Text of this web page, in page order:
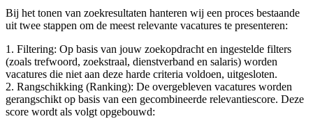
Bij het tonen van zoekresultaten hanteren wij een proces bestaande
uit twee stappen om de meest relevante vacatures te presenteren:
1. Filtering: Op basis van jouw zoekopdracht en ingestelde filters
(zoals trefwoord, zoekstraal, dienstverband en salaris) worden
vacatures die niet aan deze harde criteria voldoen, uitgesloten.
2. Rangschikking (Ranking): De overgebleven vacatures worden
gerangschikt op basis van een gecombineerde relevantiescore. Deze
score wordt als volgt opgebouwd: